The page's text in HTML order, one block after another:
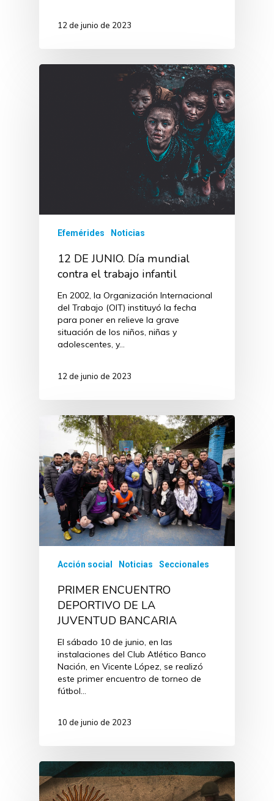
12 de junio de 2023
Efemérides Noticias
12 DE JUNIO. Día mundial
contra el trabajo infantil
En 2002, la Organización Internacional
del Trabajo (OIT) instituyó la fecha
para poner en relieve la grave
situación de los niños, niñas y
adolescentes, y…
12 de junio de 2023
Acción social Noticias Seccionales
PRIMER ENCUENTRO
DEPORTIVO DE LA
JUVENTUD BANCARIA
El sábado 10 de junio, en las
instalaciones del Club Atlético Banco
Nación, en Vicente López, se realizó
este primer encuentro de torneo de
fútbol…
10 de junio de 2023